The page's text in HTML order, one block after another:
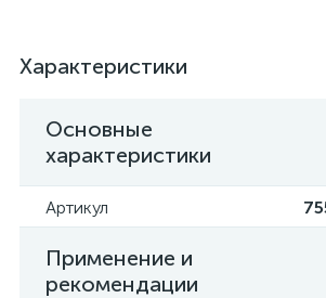
Характеристики
Основные
характеристики
Артикул
Применение и
рекомендации